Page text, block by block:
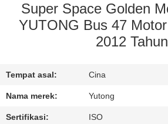
KONTROL
HUBUNGI
KAMI
Super Space Golden
YUTONG Bus 47
2012 Tahun
Tempat asal: Cina
Nama merek: Yutong
Sertifikasi: ISO